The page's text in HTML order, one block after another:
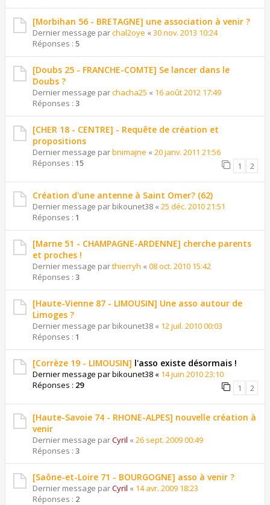
[Morbihan 56 - BRETAGNE] une association à venir ?
Dernier message parchal2oye « 30 nov. 2013 10:24
Réponses : 5
[Doubs 25 - FRANCHE-COMTE] Se lancer dans le
Doubs ?
Dernier message parchacha25 « 16 août 2012 17:49
Réponses : 3
[CHER 18 - CENTRE] - Requête de création et
propositions
Dernier message parbnimajne « 20 janv. 2011 21:56
Réponses : 15 1 2
Création d'une antenne à Saint Omer? (62)
Dernier message par bikounet38 « 25 déc. 2010 21:51
Réponses : 1
[Marne 51 - CHAMPAGNE-ARDENNE] cherche parents
et proches !
Dernier message parthierryh « 08 oct. 2010 15:42
Réponses : 3
[Haute-Vienne 87 - LIMOUSIN] Une asso autour de
Limoges ?
Dernier message par bikounet38 « 12 juil. 2010 00:03
Réponses : 1
[Corrèze 19 - LIMOUSIN] l'asso existe désormais !
Dernier message parbikounet38 « 14 juin 2010 23:10
Réponses : 29 1 2
[Haute-Savoie 74 - RHONE-ALPES] nouvelle création à
venir
Dernier message parCyril « 26 sept. 2009 00:49
Réponses : 3
[Saône-et-Loire 71 - BOURGOGNE] asso à venir ?
Dernier message parCyril « 14 avr. 2009 18:23
Réponses : 2